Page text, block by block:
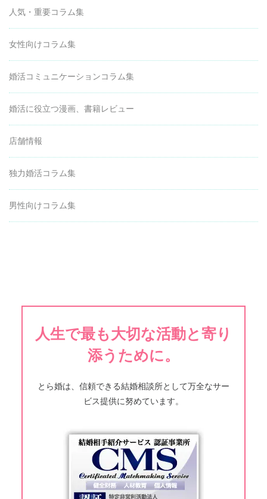
人気・重要コラム集
女性向けコラム集
婚活コミュニケーションコラム集
婚活に役立つ漫画、書籍レビュー
店舗情報
独力婚活コラム集
男性向けコラム集
人生で最も大切な活動と寄り
添うために。
とら婚は、信頼できる結婚相談所として万全なサー
ビス提供に努めています。